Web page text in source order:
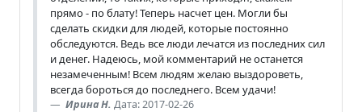
прямо - по блату! Теперь насчет цен. Могли бы
сделать скидки для людей, которые постоянно
обследуются. Ведь все люди лечатся из последних сил
и денег. Надеюсь, мой комментарий не останется
незамеченным! Всем людям желаю выздороветь,
всегда бороться до последнего. Всем удачи!
Ирина Н. Дата: 2017-02-26